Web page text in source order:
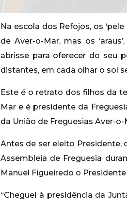
Na escola dos Refojos, os
de Aver-o-Mar, mas os
abrisse para oferecer do seu
distantes, em cada olhar o sol
Este é o retrato dos filhos da
Mar e é presidente da
da União de Freguesias Aver-
Antes de ser eleito Presidente,
Assembleia de Freguesia
Manuel Figueiredo o
“Cheguei à presidência da